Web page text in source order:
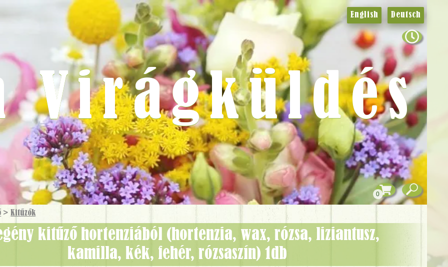
> Kitűzők
kamilla, kék, fehér, rózsaszín) 1db
English Deutsch
Virágküldés
0